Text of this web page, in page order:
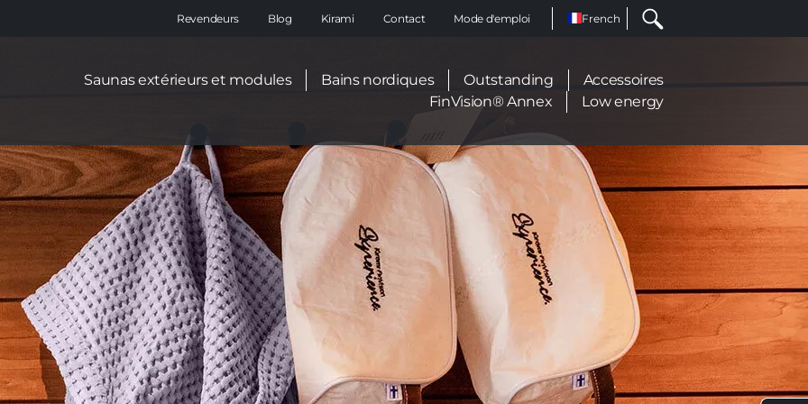
Main
Revendeurs Blog Kirami Contact Mode d'emploi
Select
Secondary
Saunas extérieurs et modules Bains nordiques Outstanding
Accessoires
FinVision® Annex
Low energy